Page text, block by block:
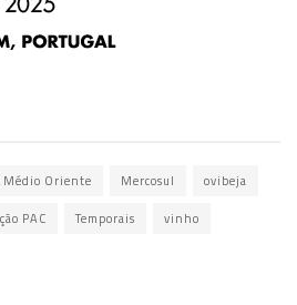
Médio Oriente Mercosul ovibeja
PAC Temporais vinho